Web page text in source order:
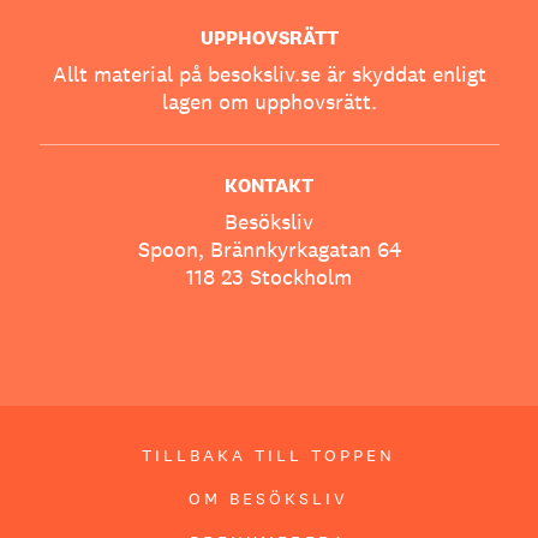
UPPHOVSRÄTT
Allt material på besoksliv.se är skyddat enligt
lagen om upphovsrätt.
KONTAKT
Besöksliv
Spoon, Brännkyrkagatan 64
118 23 Stockholm
TILLBAKA TILL TOPPEN
OM BESÖKSLIV